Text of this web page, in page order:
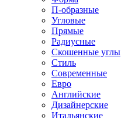
П-образные
Угловые
Прямые
Радиусные
Скошенные углы
Стиль
Современные
Евро
Английские
Дизайнерские
Итальянские